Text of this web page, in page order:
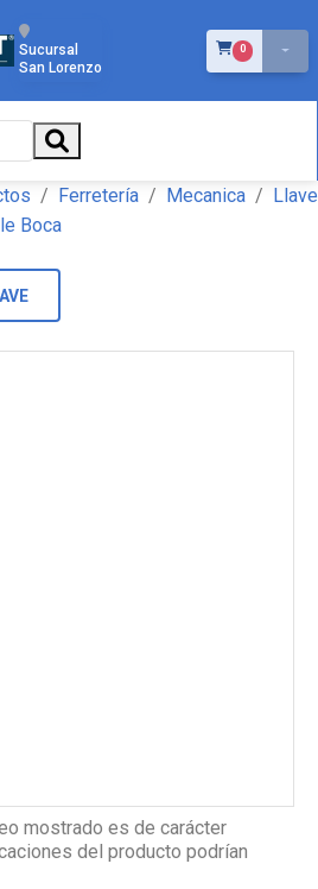
Sucursal
San Lorenzo
0ÍTEMS EN EL
Ferretería Mecanica
Llave
Boca
mostrado es de carácter
del producto podrían